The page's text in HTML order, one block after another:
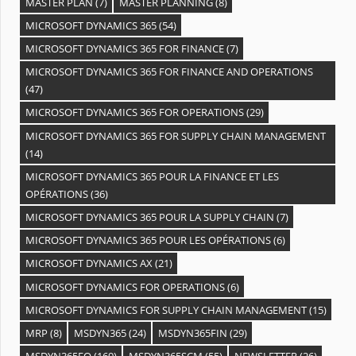
MICROSOFT DYNAMICS 365(54)
MICROSOFT DYNAMICS 365 FOR FINANCE(7)
MICROSOFT DYNAMICS 365 FOR FINANCE AND OPERATIONS
(47)
MICROSOFT DYNAMICS 365 FOR OPERATIONS(29)
MICROSOFT DYNAMICS 365 FOR SUPPLY CHAIN MANAGEMENT
(14)
MICROSOFT DYNAMICS 365 POUR LA FINANCE ET LES
OPÉRATIONS(36)
MICROSOFT DYNAMICS 365 POUR LA SUPPLY CHAIN (7)
MICROSOFT DYNAMICS 365 POUR LES OPÉRATIONS(6)
MICROSOFT DYNAMICS AX(21)
MICROSOFT DYNAMICS FOR OPERATIONS(6)
MICROSOFT DYNAMICS FOR SUPPLY CHAIN MANAGEMENT(15)
MRP (8) MSDYN365(24) MSDYN365FIN (29)